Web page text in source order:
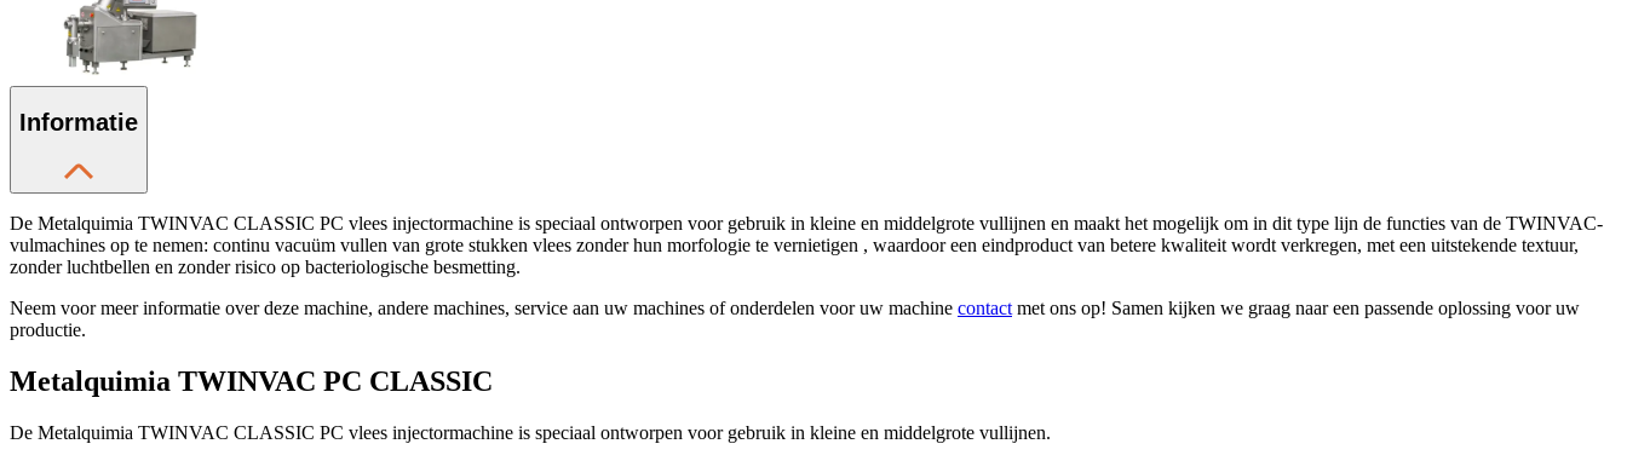
Informatie
De Metalquimia TWINVAC CLASSIC PC vlees injectormachine is speciaal ontworpen voor gebruik in kleine en middelgrote vullijnen en maakt het mogelijk om in dit type lijn de functies van de TWINVAC-
vulmachines op te nemen: continu vacuüm vullen van grote stukken vlees zonder hun morfologie te vernietigen , waardoor een eindproduct van betere kwaliteit wordt verkregen, met een uitstekende textuur,
zonder luchtbellen en zonder risico op bacteriologische besmetting.
Neem voor meer informatie over deze machine, andere machines, service aan uw machines of onderdelen voor uw machine contact met ons op! Samen kijken we graag naar een passende oplossing voor uw
productie.
Metalquimia TWINVAC PC CLASSIC
De Metalquimia TWINVAC CLASSIC PC vlees injectormachine is speciaal ontworpen voor gebruik in kleine en middelgrote vullijnen.